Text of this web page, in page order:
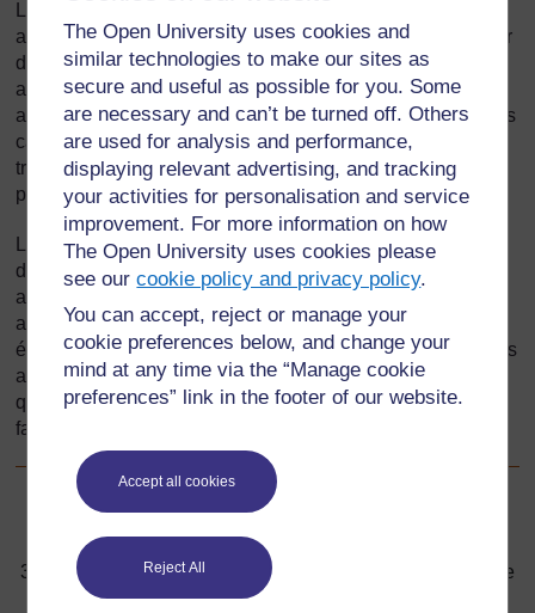
The Open University uses cookies and
similar technologies to make our sites as
secure and useful as possible for you. Some
are necessary and can’t be turned off. Others
are used for analysis and performance,
displaying relevant advertising, and tracking
your activities for personalisation and service
improvement. For more information on how
The Open University uses cookies please
see ourcookie policy and privacy policy.
You can accept, reject or manage your
cookie preferences below, and change your
mind at any time via the “Manage cookie
preferences” link in the footer of our website.
Accept all cookies
Reject All
avait des choses qu’il ne comprenait pas. Mais il avait peur
de demander à son instituteur au cas où il serait puni. Il
avait de plus en plus de mal à suivre. À cause de cela, il
avait une mauvaise opinion de lui-même. Il pensait que ses
camarades de classe se moquaient de lui. Il se sentait de
trop et pensait que l'instituteur le dédaignait, alors il ne
parlait jamais en classe.
La fille a aimé l’école depuis le début. Elle aimait se faire
des amis et s’est rendu compte qu’ils pouvaient lui
apprendre beaucoup de choses. Elle apprenait bien, mais
aimait partager des idées avec les autres. Elle aimait bien
écouter les autres. Elle avait un bon sens de l’humour, mais
a appris à ne pas faire trop de bruit. Elle pouvait poser des
questions quand c’était nécessaire, mais savait ne pas se
faire trop remarquer.
Précédent
Précédent
3. Organiser un projet pour et dans la communauté comme
source d’apprentissage